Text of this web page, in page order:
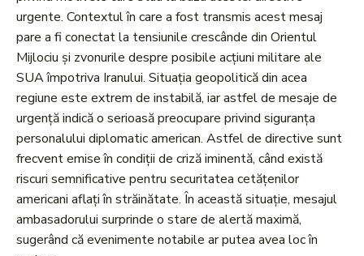
urgente. Contextul în care a fost transmis acest mesaj
pare a fi conectat la tensiunile crescânde din Orientul
Mijlociu și zvonurile despre posibile acțiuni militare ale
SUA împotriva Iranului. Situația geopolitică din acea
regiune este extrem de instabilă, iar astfel de mesaje de
urgență indică o serioasă preocupare privind siguranța
personalului diplomatic american. Astfel de directive sunt
frecvent emise în condiții de criză iminentă, când există
riscuri semnificative pentru securitatea cetățenilor
americani aflați în străinătate. În această situație, mesajul
ambasadorului surprinde o stare de alertă maximă,
sugerând că evenimente notabile ar putea avea loc în